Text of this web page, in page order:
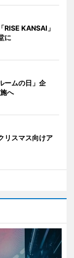
RISE KANSAI」
に
ームの日」企
へ
リスマス向けア